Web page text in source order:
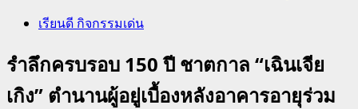
เรียนดี กิจกรรมเด่น
รำลึกครบรอบ 150 ปี ชาตกาล “เฉินเจีย
เกิง” ตำนานผู้อยู่เบื้องหลังอาคารอายุร่วม